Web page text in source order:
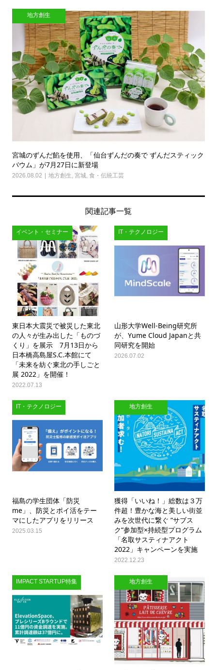
地方創生
宮城のずんだ餡を使用、「仙台ずんだの奏で ずんだスティック
バウム」が7月27日に新登場
2026.08.02 地方創生 宮城 食・伝統工芸
関連記事一覧
イベント・セミナー
東日本大震災で被災した東北
の人々が生み出した「ものづ
くり」を展示 7月13日から
日本橋高島屋S.C.本館にて
「未来を紡ぐ東北の手しごと
展 2022」を開催！
2022.07.13
IT・テクノロジー
山形大学Well-Being研究所
が、Yume Cloud Japanと共
同研究を開始
2026.07.02
IT・テクノロジー
福島の学生団体「防災
me」、防災とポイ活をテー
マにしたアプリをリリース
2025.03.15
地方創生
獲得「いいね！」総数は３万
件超！豊かな海と美しい街並
みを次世代に繋ぐ ”サブス
ク“参加型×持続型プログラム
「名取サスティナアクト
2022」キャンペーンを実施
2022.12.23
IMPACT STARTUP特集 地方創生